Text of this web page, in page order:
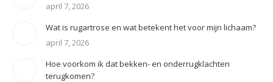
april 7, 2026
Wat is rugartrose en wat betekent het voor mijn lichaam?
april 7, 2026
Hoe voorkom ik dat bekken- en onderrugklachten
terugkomen?